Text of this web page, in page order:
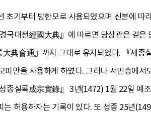
초기부터 방한모로 사용되었으며 신분에
국대전經國大典』에 따르면 당상관은 겉
大典會通』까지 그대로 유지되었다. 『세
피만을 사용하게 하였다. 그러나 서민층에
종실록成宗實錄』 3년(1472) 1월 22일 예
는 허용하자는 기록이 있다. 또 성종 25년